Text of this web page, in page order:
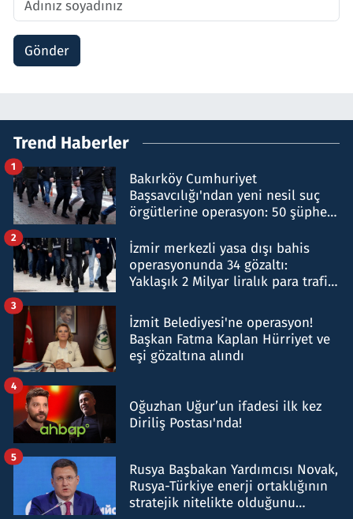
Gönder
Trend Haberler
Bakırköy Cumhuriyet
Başsavcılığı'ndan yeni nesil suç
örgütlerine operasyon: 50 şüpheli
1
İzmir merkezli yasa dışı bahis
operasyonunda 34 gözaltı:
Yaklaşık 2 Milyar liralık para trafiği
2
İzmit Belediyesi'ne operasyon!
Başkan Fatma Kaplan Hürriyet ve
eşi gözaltına alındı
3
Oğuzhan Uğur’un ifadesi ilk kez
Diriliş Postası'nda!
4
Rusya Başbakan Yardımcısı Novak,
Rusya-Türkiye enerji ortaklığının
stratejik nitelikte olduğunu
5